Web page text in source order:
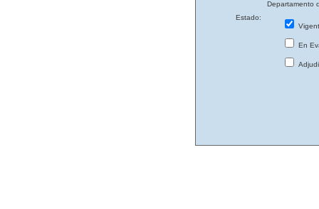
Departamento
Estado:
En